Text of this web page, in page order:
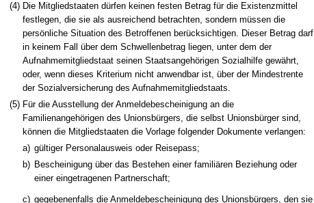
(4) Die Mitgliedstaaten dürfen keinen festen Betrag für die Existenzmittel
festlegen, die sie als ausreichend betrachten, sondern müssen die
persönliche Situation des Betroffenen berücksichtigen. Dieser Betrag darf
in keinem Fall über dem Schwellenbetrag liegen, unter dem der
Aufnahmemitgliedstaat seinen Staatsangehörigen Sozialhilfe gewährt,
oder, wenn dieses Kriterium nicht anwendbar ist, über der Mindestrente
der Sozialversicherung des Aufnahmemitgliedstaats.
(5) Für die Ausstellung der Anmeldebescheinigung an die
Familienangehörigen des Unionsbürgers, die selbst Unionsbürger sind,
können die Mitgliedstaaten die Vorlage folgender Dokumente verlangen:
a) gültiger Personalausweis oder Reisepass;
b) Bescheinigung über das Bestehen einer familiären Beziehung oder
einer eingetragenen Partnerschaft;
c) gegebenenfalls die Anmeldebescheinigung des Unionsbürgers, den sie